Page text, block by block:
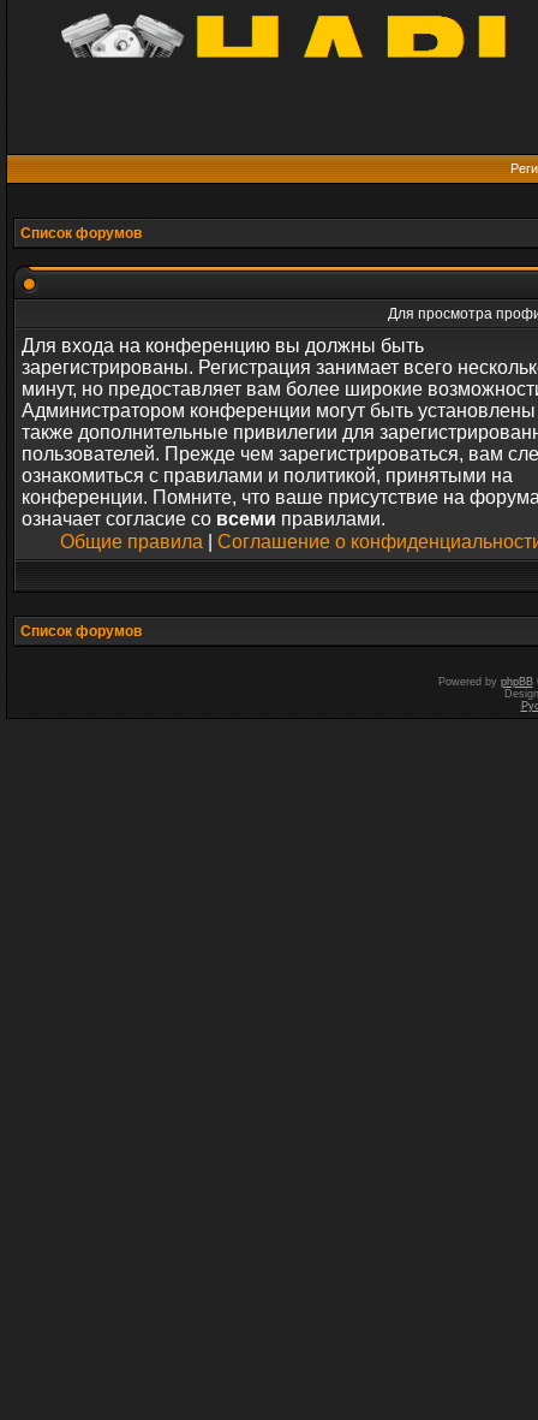
Список форумов
Для просмотра
Для входа на конференцию вы должны быть
зарегистрированы. Регистрация занимает всего
минут, но предоставляет вам более широкие
Администратором конференции могут быть установлены
также дополнительные привилегии для
пользователей. Прежде чем зарегистрироваться, вам
ознакомиться с правилами и политикой, принятыми на
конференции. Помните, что ваше присутствие на
означает согласие со всеми правилами.
Общие правила
Соглашение о
Список форумов
Powered by phpBB